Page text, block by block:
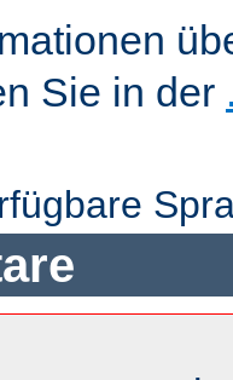
Sie in der